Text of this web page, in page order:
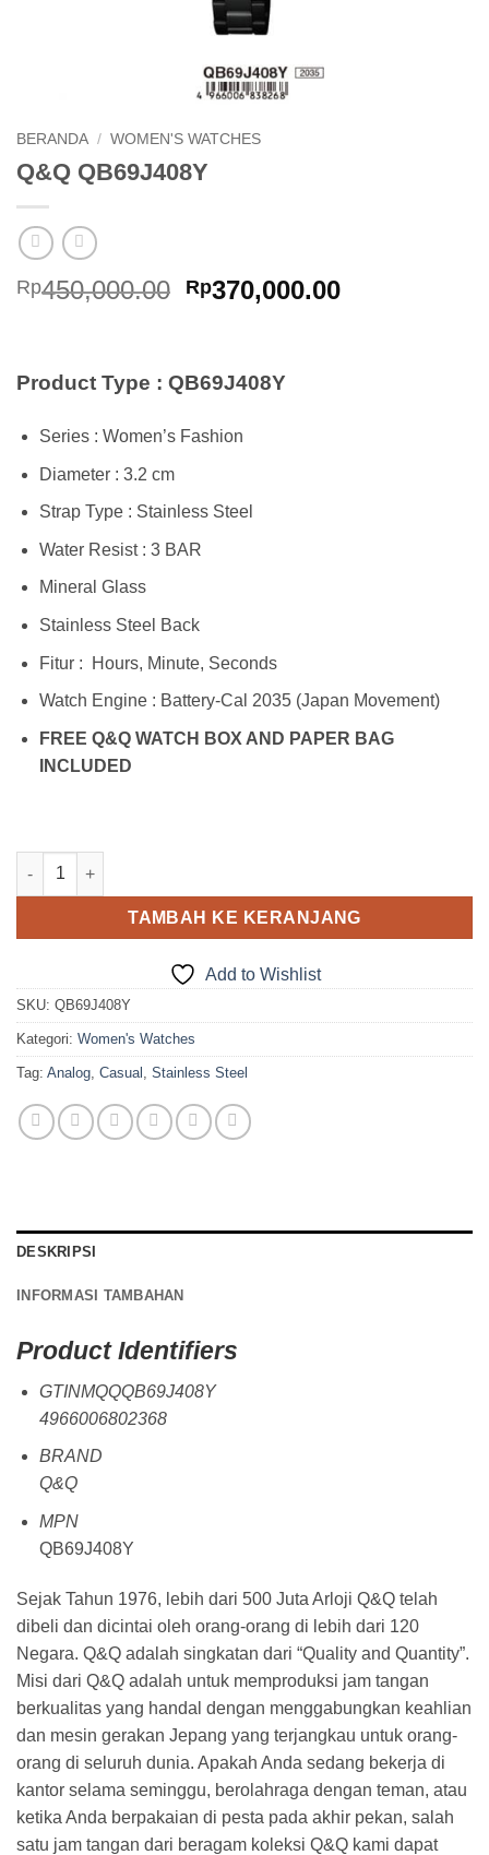
BERANDA / WOMEN'S WATCHES
Q&Q QB69J408Y
Rp450,000.00 Harga
Rp450,000.00.
Rp370,000.00Harga
Product Type : QB69J408Y
Series : Women’s Fashion
Diameter : 3.2 cm
Strap Type : Stainless Steel
Water Resist : 3 BAR
Mineral Glass
Stainless Steel Back
Fitur : Hours, Minute, Seconds
Watch Engine : Battery-Cal 2035 (Japan Movement)
FREE Q&Q WATCH BOX AND PAPER BAG
INCLUDED
Kuantitas Q&Q QB69J408Y
TAMBAH KE KERANJANG
Add to Wishlist
SKU: QB69J408Y
Kategori: Women's Watches
Tag: Analog, Casual , Stainless Steel
DESKRIPSI
INFORMASI TAMBAHAN
Product Identifiers
GTINMQQQB69J408Y
4966006802368
BRAND
Q&Q
MPN
QB69J408Y
Sejak Tahun 1976, lebih dari 500 Juta Arloji Q&Q telah
dibeli dan dicintai oleh orang-orang di lebih dari 120
Negara. Q&Q adalah singkatan dari “Quality and Quantity”.
Misi dari Q&Q adalah untuk memproduksi jam tangan
berkualitas yang handal dengan menggabungkan keahlian
dan mesin gerakan Jepang yang terjangkau untuk orang-
orang di seluruh dunia. Apakah Anda sedang bekerja di
kantor selama seminggu, berolahraga dengan teman, atau
ketika Anda berpakaian di pesta pada akhir pekan, salah
satu jam tangan dari beragam koleksi Q&Q kami dapat